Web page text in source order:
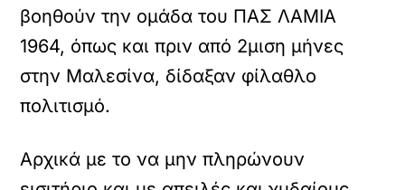
βοηθούν την ομάδα του ΠΑΣ ΛΑΜΙΑ
1964, όπως και πριν από 2μιση μήνες
στην Μαλεσίνα, δίδαξαν φίλαθλο
πολιτισμό.
Αρχικά με το να μην πληρώνουν